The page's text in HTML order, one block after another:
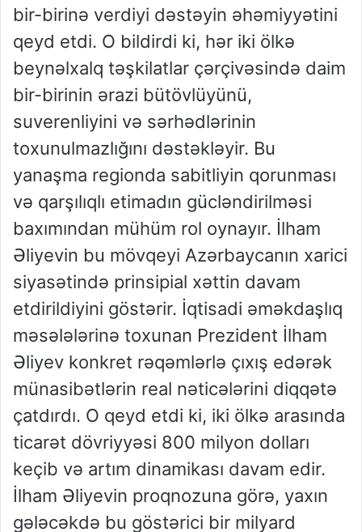
bir-birinə verdiyi dəstəyin əhəmiyyətini
qeyd etdi. O bildirdi ki, hər iki ölkə
beynəlxalq təşkilatlar çərçivəsində daim
bir-birinin ərazi bütövlüyünü,
suverenliyini və sərhədlərinin
toxunulmazlığını dəstəkləyir. Bu
yanaşma regionda sabitliyin qorunması
və qarşılıqlı etimadın gücləndirilməsi
baxımından mühüm rol oynayır. İlham
Əliyevin bu mövqeyi Azərbaycanın xarici
siyasətində prinsipial xəttin davam
etdirildiyini göstərir. İqtisadi əməkdaşlıq
məsələlərinə toxunan Prezident İlham
Əliyev konkret rəqəmlərlə çıxış edərək
münasibətlərin real nəticələrini diqqətə
çatdırdı. O qeyd etdi ki, iki ölkə arasında
ticarət dövriyyəsi 800 milyon dolları
keçib və artım dinamikası davam edir.
İlham Əliyevin proqnozuna görə, yaxın
gələcəkdə bu göstərici bir milyard